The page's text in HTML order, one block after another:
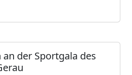
der Sportgala des